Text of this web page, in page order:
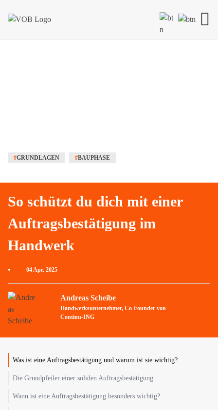
#GRUNDLAGEN #BAUPHASE
• 04 Apr. 2025
Andreas Scheibe
Handwerksunternehmer, Co-Founder von
Continu-ING
So schützt du dich mit einer
Auftragsbestätigung im
Handwerk
Was ist eine Auftragsbestätigung und warum ist sie wichtig?
Die Grundpfeiler einer soliden Auftragsbestätigung
Wann ist eine Auftragsbestätigung besonders wichtig?